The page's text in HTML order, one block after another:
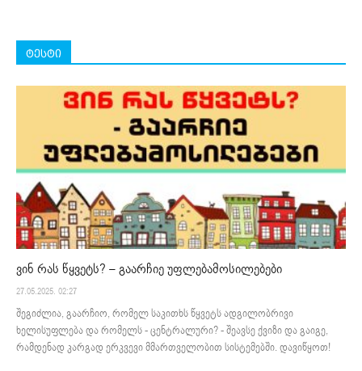
ტესტი
ვინ რას წყვეტს? – გაარჩიე უფლებამოსილებები
27.05.2025. 02:27
შეგიძლია, გაარჩიო, რომელ საკითხს წყვეტს ადგილობრივი
ხელისუფლება და რომელს - ცენტრალური? - შეავსე ქვიზი და გაიგე,
რამდენად კარგად ერკვევი მმართველობით სისტემებში. დავიწყოთ!